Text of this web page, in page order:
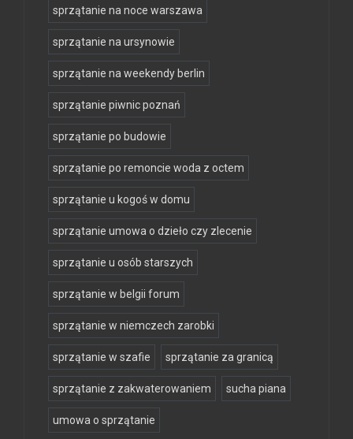
sprzątanie na noce warszawa
sprzątanie na ursynowie
sprzątanie na weekendy berlin
sprzątanie piwnic poznań
sprzątanie po budowie
sprzątanie po remoncie woda z octem
sprzątanie u kogoś w domu
sprzątanie umowa o dzieło czy zlecenie
sprzątanie u osób starszych
sprzątanie w belgii forum
sprzątanie w niemczech zarobki
sprzątanie w szafie sprzątanie za granicą
sprzątanie z zakwaterowaniem sucha piana
umowa o sprzątanie